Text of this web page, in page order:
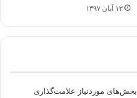
۱۳ آبان ۱۳۹۷
بخش‌های موردنیاز علامت‌گذاری